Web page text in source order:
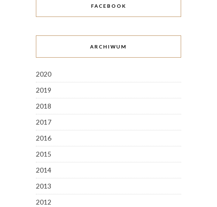
FACEBOOK
ARCHIWUM
2020
2019
2018
2017
2016
2015
2014
2013
2012